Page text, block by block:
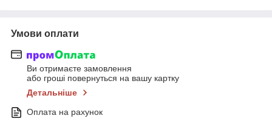
Умови оплати
Ви отримаєте замовлення
або гроші повернуться на вашу картку
Детальніше
Оплата на рахунок